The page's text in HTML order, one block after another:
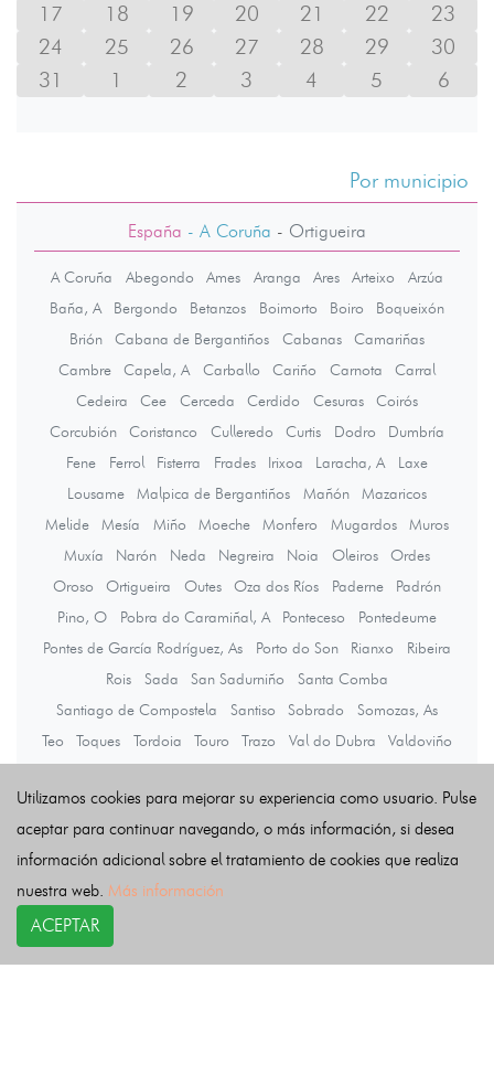
17
18 19 20 21 22
23
24
25 26 27 28 29
30
31
1 2 3 4 5 6
Por municipio
España - A Coruña - Ortigueira
A Coruña Abegondo Ames Aranga Ares Arteixo
Arzúa
Baña, A
Bergondo Betanzos Boimorto Boiro
Boqueixón
Brión
Cabana de Bergantiños Cabanas
Camariñas
Cambre
Capela, A Carballo Cariño Carnota
Carral
Cedeira
Cee Cerceda Cerdido Cesuras
Coirós
Corcubión
Coristanco Culleredo Curtis Dodro
Dumbría
Fene
Ferrol Fisterra Frades Irixoa Laracha, A
Laxe
Lousame
Malpica de Bergantiños Mañón
Mazaricos
Melide
Mesía Miño Moeche Monfero Mugardos
Muros
Muxía
Narón Neda Negreira Noia Oleiros
Ordes
Oroso
Ortigueira Outes Oza dos Ríos Paderne
Padrón
Pino, O
Pobra do Caramiñal, A Ponteceso
Pontedeume
Pontes de García Rodríguez, As
Porto do Son Rianxo
Ribeira
Rois
Sada San Sadurniño
Santa Comba
Santiago de Compostela
Santiso Sobrado
Somozas, As
Teo
Toques Tordoia Touro Trazo Val do Dubra
Valdoviño
Últimas noticias
Utilizamos cookies para mejorar su experiencia como usuario. Pulse
aceptar para continuar navegando, o más información, si desea
información adicional sobre el tratamiento de cookies que realiza
nuestra web. Más información
ACEPTAR